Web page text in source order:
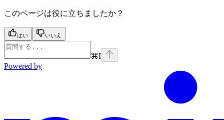
このページは役に立ちましたか？
はい いいえ
⌘I
Powered by